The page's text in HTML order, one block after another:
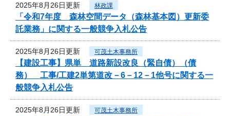
2025年8月26日更新 林政課
「令和7年度 森林空間データ（森林基本図）更新委
託業務」に関する一般競争入札公告
2025年8月26日更新 可茂土木事務所
【建設工事】県単 道路新設改良（緊自債）（債
務） 工事/工建2単第道改－6－12－1他号に関する一
般競争入札公告
2025年8月26日更新 可茂土木事務所